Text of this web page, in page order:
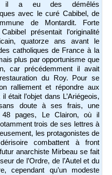
il a eu des démêlés
avec le curé Cabibel, de
de Montardit. Forte
présentait l’originalité
quatorze ans avant le
catholiques de France à la
plus par opportunisme que
car précédemment il avait
du Roy. Pour se
ralliement et répondre aux
était l’objet dans L’Ariégeois,
doute à ses frais, une
48 pages, Le Clairon, où il
trois de ses lettres à
les protagonistes de
combattent à front
anarchiste Mirbeau se fait
de l’Ordre, de l’Autel et du
cependant qu’un modeste